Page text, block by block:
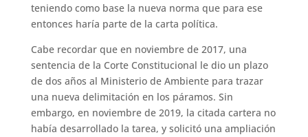
teniendo como base la nueva norma que para ese
entonces haría parte de la carta política.
Cabe recordar que en noviembre de 2017, una
sentencia de la Corte Constitucional le dio un plazo
de dos años al Ministerio de Ambiente para trazar
una nueva delimitación en los páramos. Sin
embargo, en noviembre de 2019, la citada cartera no
había desarrollado la tarea, y solicitó una ampliación